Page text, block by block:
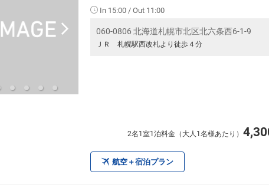
※宿泊税が必要な場合は現地払いとなります。
In 15:00 / Out 11:00
060-0806 北海道札幌市北区北六条西6-1-9
ＪＲ 札幌駅西改札より徒歩４分
2名1室1泊料金（大人1名様あたり）
航空＋宿泊プラン